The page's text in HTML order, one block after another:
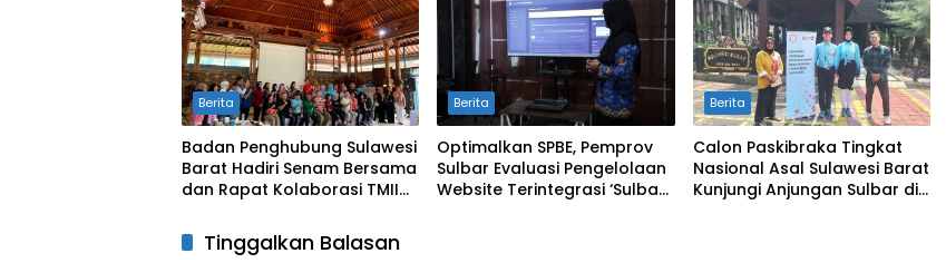
Berita
Badan Penghubung Sulawesi
Barat Hadiri Senam Bersama
dan Rapat Kolaborasi TMII
Berita
Optimalkan SPBE, Pemprov
Sulbar Evaluasi Pengelolaan
Website Terintegrasi ‘Sulbar
Berita
Calon Paskibraka Tingkat
Nasional Asal Sulawesi Barat
Kunjungi Anjungan Sulbar di
Tinggalkan Balasan